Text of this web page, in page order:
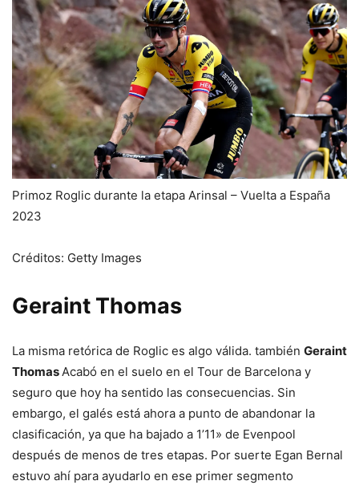
Primoz Roglic durante la etapa Arinsal – Vuelta a España
2023
Créditos: Getty Images
Geraint Thomas
La misma retórica de Roglic es algo válida. también Geraint
Thomas Acabó en el suelo en el Tour de Barcelona y
seguro que hoy ha sentido las consecuencias. Sin
embargo, el galés está ahora a punto de abandonar la
clasificación, ya que ha bajado a 1’11» de Evenpool
después de menos de tres etapas. Por suerte Egan Bernal
estuvo ahí para ayudarlo en ese primer segmento